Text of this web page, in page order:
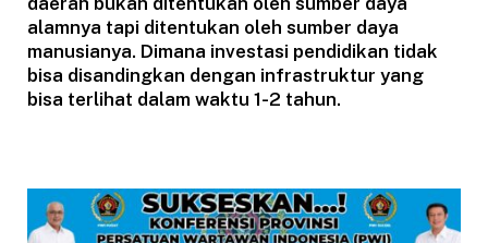
alamnya tapi ditentukan oleh sumber daya
manusianya. Dimana investasi pendidikan tidak
bisa disandingkan dengan infrastruktur yang
bisa terlihat dalam waktu 1-2 tahun.